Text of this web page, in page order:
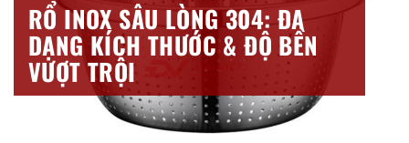
RỔ INOX SÂU LÒNG 304: ĐA
DẠNG KÍCH THƯỚC & ĐỘ BỀN
VƯỢT TRỘI